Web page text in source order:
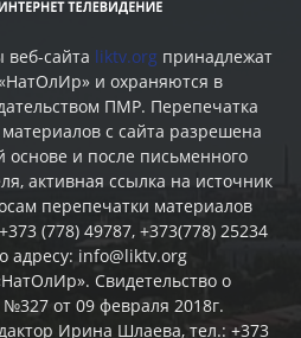
сайта liktv.org принадлежат
и охраняются в
ПМР. Перепечатка
c сайта разрешена
основе и после письменного
активная ссылка на источник
перепечатки материалов
(778) 49787, +373(778) 25234
адресу: info@liktv.org
Свидетельство о
от 09 февраля 2018г.
Ирина Шлаева, тел.: +373